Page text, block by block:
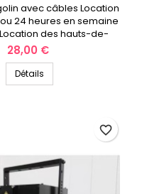
avec câbles Location
24 heures en semaine
des hauts-de-
France
Prix
28,00 €
Détails
favorite_border